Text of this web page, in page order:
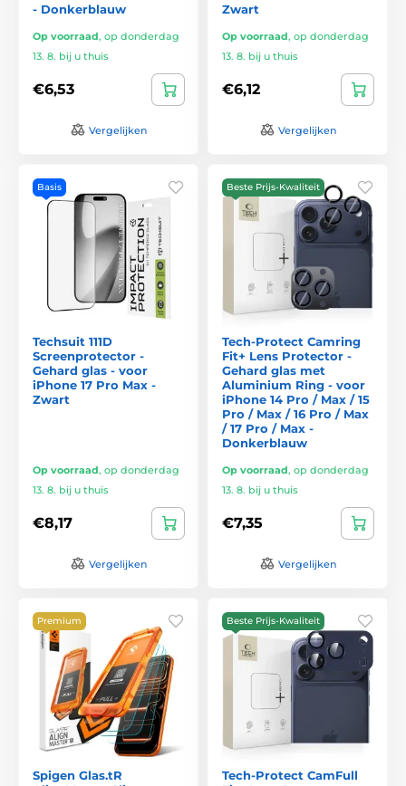
- Donkerblauw
Op voorraad, op donderdag
13. 8. bij u thuis
€6,53
Vergelijken
Zwart
Op voorraad, op donderdag
13. 8. bij u thuis
€6,12
Vergelijken
Basis
Techsuit 111D
Screenprotector -
Gehard glas - voor
iPhone 17 Pro Max -
Zwart
Op voorraad, op donderdag
13. 8. bij u thuis
€8,17
Vergelijken
Beste Prijs-Kwaliteit
Tech-Protect Camring
Fit+ Lens Protector -
Gehard glas met
Aluminium Ring - voor
iPhone 14 Pro / Max / 15
Pro / Max / 16 Pro / Max
/ 17 Pro / Max -
Donkerblauw
Op voorraad, op donderdag
13. 8. bij u thuis
€7,35
Vergelijken
Premium
Spigen Glas.tR
Beste Prijs-Kwaliteit
Tech-Protect CamFull